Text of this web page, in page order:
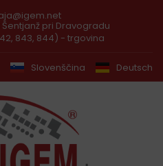
pri Dravogradu
843, 844) - trgovina
Slovenščina Deutsch